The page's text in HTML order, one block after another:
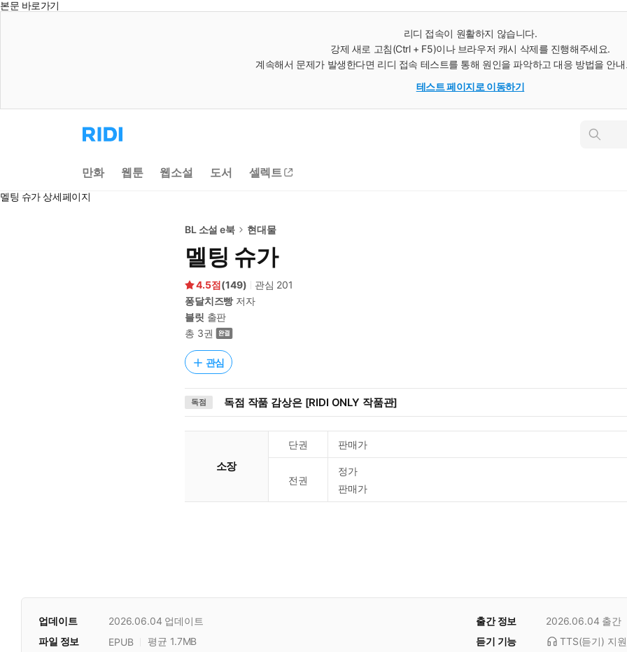
본문 바로가기
리디 접속이 원활하지 않습니다.
강제 새로 고침(Ctrl + F5)이나 브라우저 캐시 삭제를 진행해주세요.
계속해서 문제가 발생한다면 리디 접속 테스트를 통해 원인을 파악하고 대응 방법을 안
테스트 페이지로 이동하기
리
디
으
로
동
인
만화 웹툰 웹소설 도서 셀렉트
멜팅 슈가 상세페이지
BL 소설 e북 현대물
멜팅 슈가
4.5 (149) 관심 201
퐁달치즈빵저자
블릿 출판
총 3권
관심
독점 독점 작품 감상은 [RIDI ONLY 작품관]
소장
단권 판매가
전권
정가
판매가
업데이트 2026.06.04 업데이트 출간 정보 2026.06.04 출간
듣기 기능
TTS(듣기) 지원
파일 정보 EPUB
평균 1.7MB